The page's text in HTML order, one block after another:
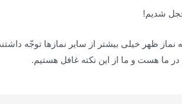
شدیم!
نماز ظهر خیلی بیشتر از سایر نمازها توجّه
ما هست و ما از این نکته غافل هستیم.